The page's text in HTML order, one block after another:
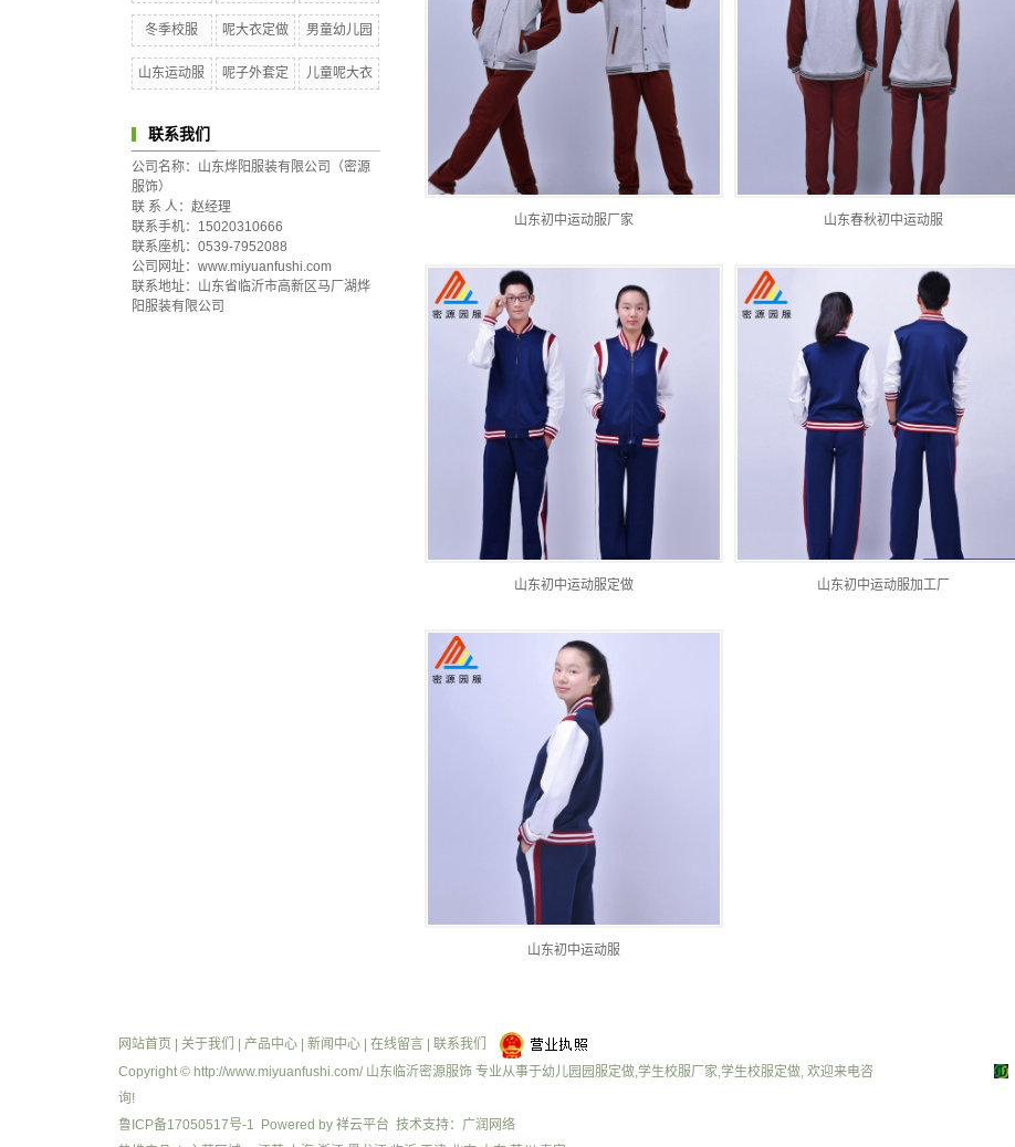
冬季校服 呢大衣定做 男童幼儿园
山东运动服 呢子外套定 儿童呢大衣
联系我们
公司名称：山东烨阳服装有限公司（密源
服饰）
联 系 人：赵经理
联系手机：15020310666
联系座机：0539-7952088
公司网址：www.miyuanfushi.com
联系地址：山东省临沂市高新区马厂湖烨
阳服装有限公司
山东初中运动服厂家 山东春秋初中运动服
山东初中运动服定做 山东初中运动服加工厂
山东初中运动服
网站首页 关于我们 产品中心 新闻中心 在线留言
联系我们
Copyright © http://www.miyuanfushi.com/ 山东临沂密源服饰 专业从事于幼儿园园服定做,学生校服厂家,学生校服定做, 欢迎来电咨
询!
鲁ICP备17050517号-1 Powered by 祥云平台 技术支持： 广润网络